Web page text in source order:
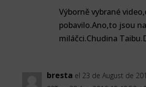
Výborně vybrané
pobavilo.Ano,to jsou
miláčci.Chudina
bresta el 23 de August de